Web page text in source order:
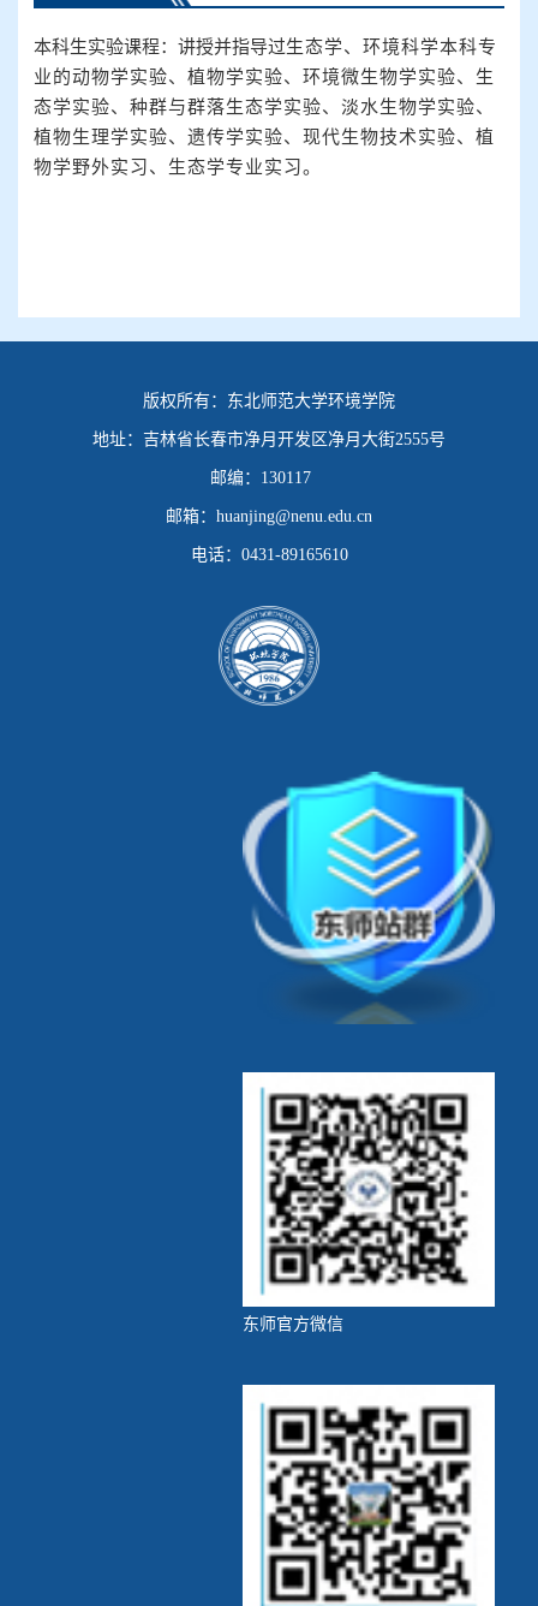
本科生实验课程：讲授并指导过生态学、环境科学本科专
业的动物学实验、植物学实验、 环境微生物学实验、生
态学实验、种群与群落生态学实验、淡水生物学实验、
植物生理学实验、遗传学实验、现代生物技术实验、植
物学野外实习、生态学专业实习。
版权所有： 东北师范大学环境学院
地址： 吉林省长春市净月开发区净月大街2555号
邮编： 130117
邮箱： huanjing@nenu.edu.cn
电话： 0431-89165610
东师官方微信